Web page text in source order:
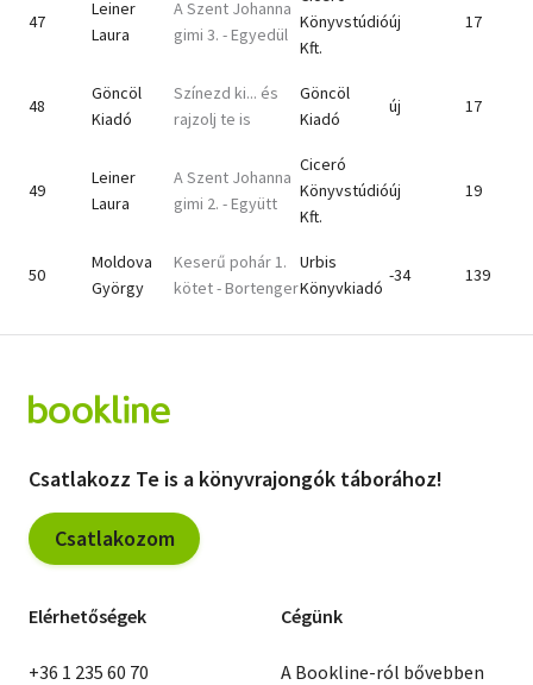
47
Leiner
Laura
A Szent Johanna
gimi 3. - Egyedül
Könyvstúdió
Kft.
új 17
48
Göncöl
Kiadó
Színezd ki... és
rajzolj te is
Göncöl
Kiadó
új 17
49
Leiner
Laura
A Szent Johanna
gimi 2. - Együtt
Ciceró
Könyvstúdió
Kft.
új 19
50
Moldova
György
Keserű pohár 1.
kötet - Bortenger
Urbis
Könyvkiadó
-34 139
Csatlakozz Te is a könyvrajongók táborához!
Csatlakozom
Elérhetőségek
+36 1 235 60 70
Cégünk
A Bookline-ról bővebben